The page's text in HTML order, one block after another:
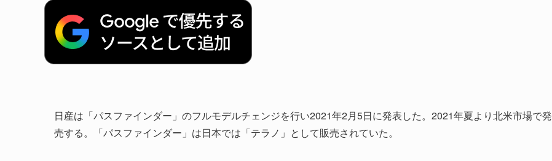
日産は「パスファインダー」のフルモデルチェンジを行い2021年2月5日に発表した。2021年夏より北米市場で発
売する。「パスファインダー」は日本では「テラノ」として販売されていた。